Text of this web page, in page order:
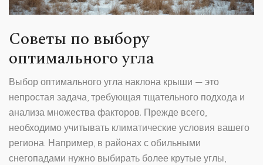
Советы по выбору
оптимального угла
Выбор оптимального угла наклона крыши — это
непростая задача, требующая тщательного подхода и
анализа множества факторов. Прежде всего,
необходимо учитывать климатические условия вашего
региона. Например, в районах с обильными
снегопадами нужно выбирать более крутые углы,